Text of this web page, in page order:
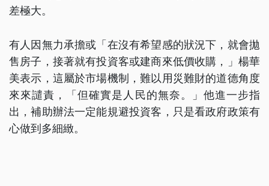
差極大。
有人因無力承擔或「在沒有希望感的狀況下，就會拋
售房子，接著就有投資客或建商來低價收購，」楊華
美表示，這屬於市場機制，難以用災難財的道德角度
來來譴責，「但確實是人民的無奈。」他進一步指
出，補助辦法一定能規避投資客，只是看政府政策有
心做到多細緻。